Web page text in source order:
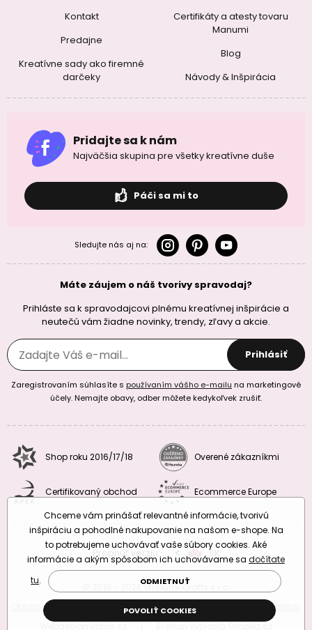
Kontakt
Predajne
Kreatívne sady ako firemné
darčeky
Certifikáty a atesty tovaru
Manumi
Blog
Návody & Inšpirácia
Pridajte sa k nám
Najväčšia skupina pre všetky kreatívne duše
Páči sa mi to
Sledujte nás aj na:
Máte záujem o náš tvorivy spravodaj?
Prihláste sa k spravodajcovi plnému kreatívnej inšpirácie a
neutečú vám žiadne novinky, trendy, zľavy a akcie.
Prihlásiť
Zaregistrovaním súhlasíte s používaním vášho e-mailu na marketingové
účely. Nemajte obavy, odber môžete kedykoľvek zrušiť.
Shop roku 2016/17/18 Overené zákazníkmi
Certifikovaný obchod Ecommerce Europe
Prepnúť verziu: CZSK
© 2010 – 2026 Manumi Crafts s.r.o.
Obchodné podmienky
Podmienky ochrany osobných údajov
Chceme vám prinášať relevantné informácie, tvorivú
inšpiráciu a pohodlné nakupovanie na našom e-shope. Na
to potrebujeme uchovávať vaše súbory cookies. Aké
informácie a akým spôsobom ich uchovávame sa dočítate
tu. ODMIETNUŤ
POVOLIŤ COOKIES